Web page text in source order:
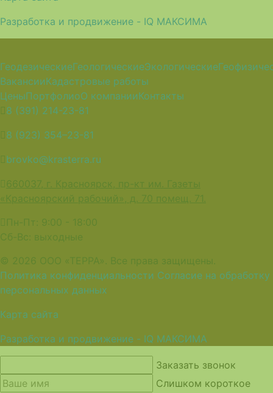
Разработка и продвижение - IQ МАКСИМА
ГеодезическиеГеологическиеЭкологические
ВакансииКадастровые работы
ЦеныПортфолиоО компанииКонтакты
8 (391) 214-23-81
8 (923) 354–23-81
brovko@krasterra.ru
660037, г. Красноярск, пр-кт им. Газеты
«Красноярский рабочий», д. 70 помещ. 71.
Пн-Пт: 9:00 - 18:00
Сб-Вс: выходные
© 2026 ООО «ТЕРРА». Все права защищены.
Политика конфиденциальности Согласие на обработку
персональных данных
Карта сайта
Разработка и продвижение - IQ МАКСИМА
Заказать звонок
Слишком короткое